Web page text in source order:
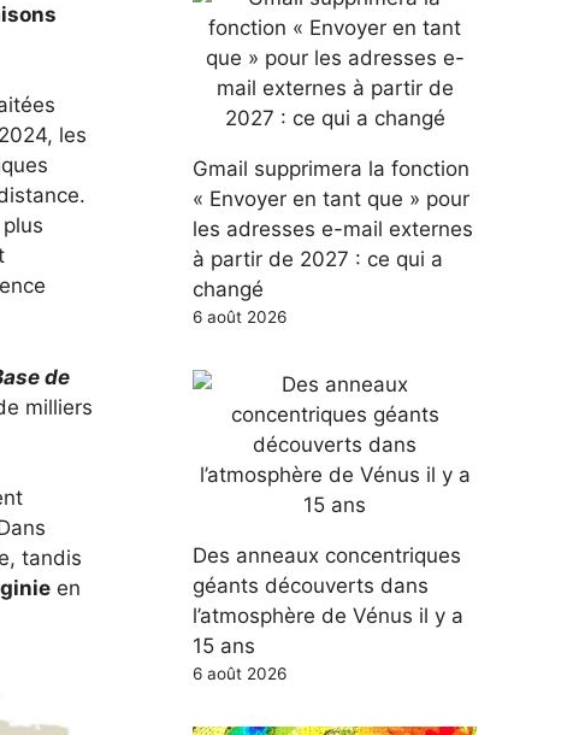
les
de
milliers
tandis
en
Gmail supprimera la fonction
« Envoyer en tant que » pour
les adresses e-mail externes
à partir de 2027 : ce qui a
changé
6 août 2026
Des anneaux concentriques
géants découverts dans
l’atmosphère de Vénus il y a
15 ans
6 août 2026